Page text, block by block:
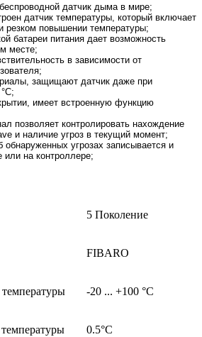
датчик дыма в мире;
датчик температуры, который включает
резком повышении температуры;
батареи питания дает возможность
месте;
в зависимости от
защищают датчик даже при
имеет встроенную функцию
позволяет контролировать нахождение
и наличие угроз в текущий момент;
угрозах записывается и
или на контроллере;
5 Поколение
FIBARO
-20 ... +100 °C
0.5°C